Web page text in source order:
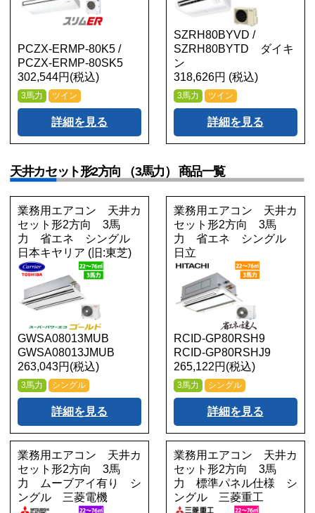
PCZX-ERMP-80K5 /
PCZX-ERMP-80SK5
302,544円(税込)
3馬力 ツイン
詳細を見る
SZRH80BYVD /
SZRH80BYTD ダイキ
ン
318,626円 (税込)
3馬力 ツイン
詳細を見る
天井カセット形2方向 （3馬力） 商品一覧
業務用エアコン 天井カ
セット形2方向 3馬
力 省エネ シングル
日本キヤリア (旧:東芝)
GWSA08013MUB
GWSA08013JMUB
263,043円(税込)
3馬力 シングル
詳細を見る
業務用エアコン 天井カ
セット形2方向 3馬
力 省エネ シングル
日立
RCID-GP80RSH9
RCID-GP80RSHJ9
265,122円(税込)
3馬力 シングル
詳細を見る
業務用エアコン 天井カ
セット形2方向 3馬
力 ムーブアイ有り シ
ングル 三菱電機
業務用エアコン 天井カ
セット形2方向 3馬
力 標準パネル仕様 シ
ングル 三菱重工